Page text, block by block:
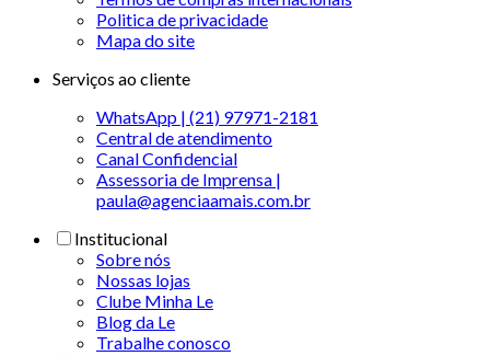
Politica de privacidade
Mapa do site
Serviços ao cliente
WhatsApp | (21) 97971-2181
Central de atendimento
Canal Confidencial
Assessoria de Imprensa |
paula@agenciaamais.com.br
Institucional
Sobre nós
Nossas lojas
Clube Minha Le
Blog da Le
Trabalhe conosco